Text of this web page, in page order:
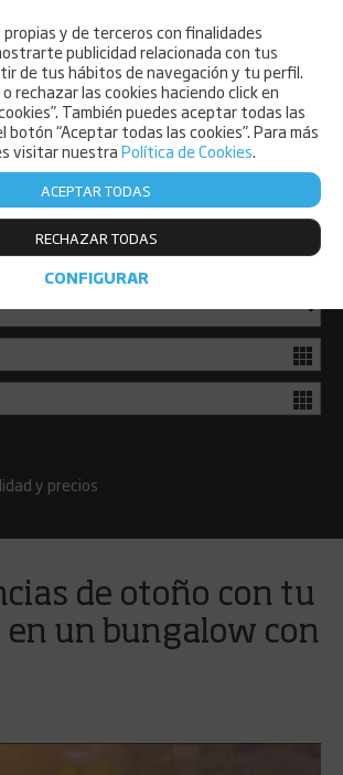
y de terceros con finalidades
publicidad relacionada con tus
de tus hábitos de navegación y tu perfil.
rechazar las cookies haciendo click en
También puedes aceptar todas las
botón “Aceptar todas las cookies”. Para más
visitar nuestraPolítica de Cookies.
ACEPTAR TODAS
RECHAZAR TODAS
CONFIGURAR
PET FRIENDLY
y reserva ya
y precios
de otoño con tu
en un bungalow con